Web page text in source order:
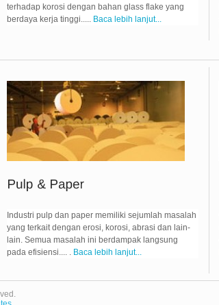
terhadap korosi dengan bahan glass flake yang
berdaya kerja tinggi..... Baca lebih lanjut...
Industri pulp dan paper memiliki sejumlah masalah
yang terkait dengan erosi, korosi, abrasi dan lain-
lain. Semua masalah ini berdampak langsung
pada efisiensi.... . Baca lebih lanjut...